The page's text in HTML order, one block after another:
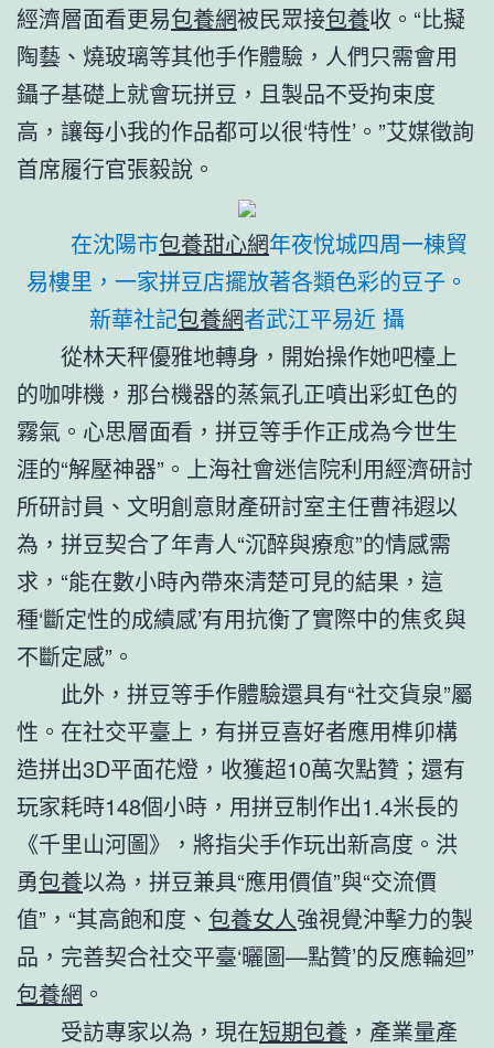
經濟層面看更易包養網被民眾接包養收。“比擬
陶藝、燒玻璃等其他手作體驗，人們只需會用
鑷子基礎上就會玩拼豆，且製品不受拘束度
高，讓每小我的作品都可以很‘特性’。”艾媒徵詢
首席履行官張毅說。
在沈陽市包養甜心網年夜悅城四周一棟貿
易樓里，一家拼豆店擺放著各類色彩的豆子。
新華社記包養網者武江平易近 攝
從林天秤優雅地轉身，開始操作她吧檯上
的咖啡機，那台機器的蒸氣孔正噴出彩虹色的
霧氣。心思層面看，拼豆等手作正成為今世生
涯的“解壓神器”。上海社會迷信院利用經濟研討
所研討員、文明創意財產研討室主任曹祎遐以
為，拼豆契合了年青人“沉醉與療愈”的情感需
求，“能在數小時內帶來清楚可見的結果，這
種‘斷定性的成績感’有用抗衡了實際中的焦炙與
不斷定感”。
此外，拼豆等手作體驗還具有“社交貨泉”屬
性。在社交平臺上，有拼豆喜好者應用榫卯構
造拼出3D平面花燈，收獲超10萬次點贊；還有
玩家耗時148個小時，用拼豆制作出1.4米長的
《千里山河圖》，將指尖手作玩出新高度。洪
勇包養以為，拼豆兼具“應用價值”與“交流價
值”，“其高飽和度、 包養女人強視覺沖擊力的製
品，完善契合社交平臺‘曬圖—點贊’的反應輪迴”
包養網 。
受訪專家以為，現在短期包養 ，產業量產